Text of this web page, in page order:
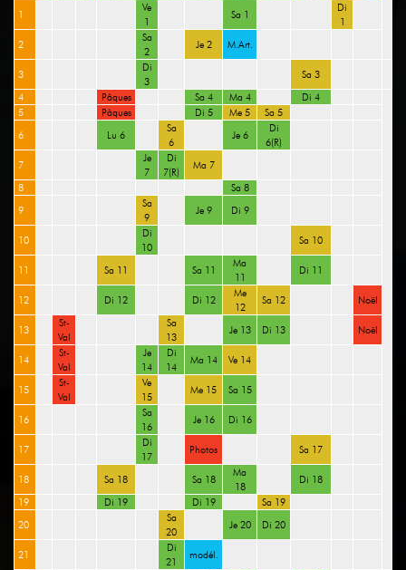
1
Ve
1
Sa 1
Di
1
2
Sa
2
Je 2 M.Art.
3
Di
3
Sa 3
4
Pâques Sa 4 Ma 4
Di 4
5
Pâques Di 5 Me 5
Sa 5
6
Lu 6
Sa
6
Je 6
Di
6(R)
7
Je
7
Di
7(R)
Ma 7
8
Sa 8
9
Sa
9
Je 9 Di 9
10
Di
10
Sa 10
11 Sa 11 Sa 11
Ma
11
Di 11
12 Di 12 Di 12
Me
12
Sa 12 Noël
13
St-
Val
Sa
13
Je 13 Di 13 Noël
14
St-
Val
Je
14
Di
14
Ma 14 Ve 14
15
St-
Val
Ve
15
Me 15 Sa 15
16
Sa
16
Je 16 Di 16
17
Di
17
Photos Sa 17
18 Sa 18 Sa 18
Ma
18
Di 18
19
Di 19 Di 19
Sa 19
20
Sa
20
Je 20 Di 20
21
Di
21
modél.